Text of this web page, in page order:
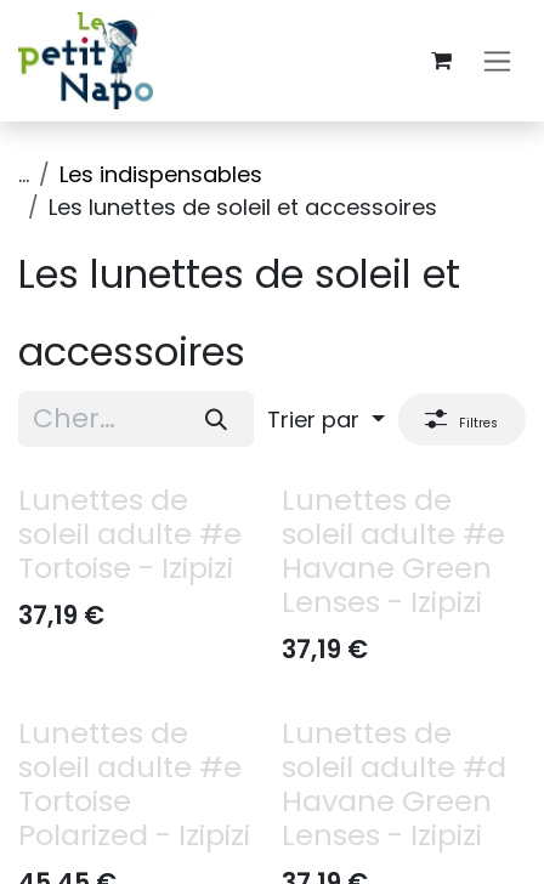
Se rendre au contenu
...
Les indispensables
Les lunettes de soleil et accessoires
Les lunettes de soleil et
accessoires
Trier par Filtres
Lunettes de
soleil adulte #e
Tortoise - Izipizi
37,19 €
Lunettes de
soleil adulte #e
Havane Green
Lenses - Izipizi
37,19 €
Lunettes de
soleil adulte #e
Tortoise
Polarized - Izipizi
Lunettes de
soleil adulte #d
Havane Green
Lenses - Izipizi